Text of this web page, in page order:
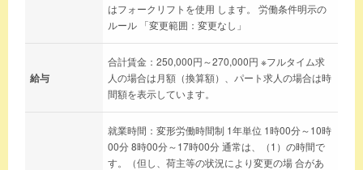
はフォークリフトを使用 します。 労働条件明示の
ルール 「変更範囲：変更なし」
給与
合計賃金：250,000円～270,000円 ※フルタイム求
人の場合は月額（換算額）、パート求人の場合は時
間額を表示しています。
就業時間：変形労働時間制 1年単位 1時00分～10時
00分 8時00分～17時00分 通常は、（1）の時間で
す。（但し、荷主等の状況により変更の場 合があ